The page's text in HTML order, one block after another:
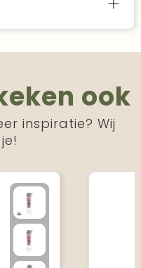
ook
inspiratie? Wij